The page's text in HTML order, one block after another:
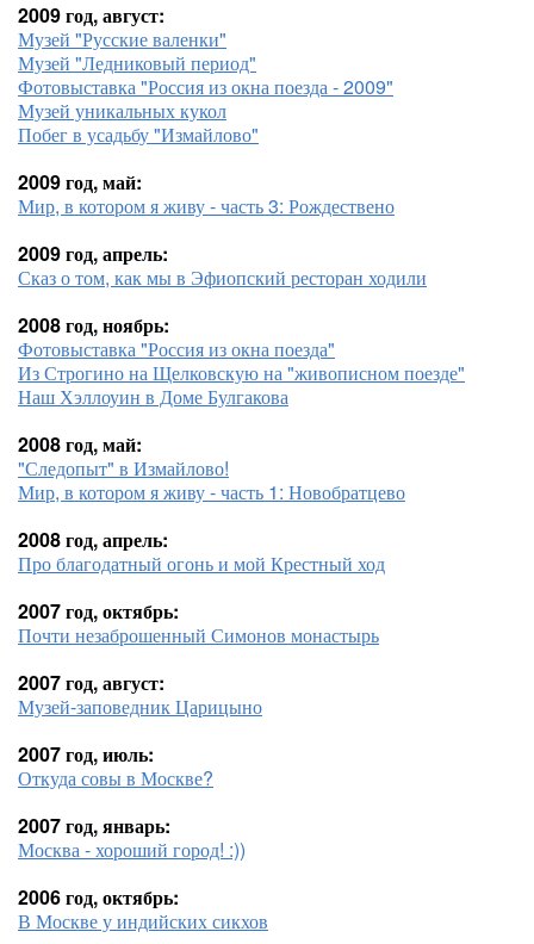
2009 год, август:
Музей "Русские валенки"
Музей "Ледниковый период"
Фотовыставка "Россия из окна поезда - 2009"
Музей уникальных кукол
Побег в усадьбу "Измайлово"
2009 год, май:
Мир, в котором я живу - часть 3: Рождествено
2009 год, апрель:
Сказ о том, как мы в Эфиопский ресторан ходили
2008 год, ноябрь:
Фотовыставка "Россия из окна поезда"
Из Строгино на Щелковскую на "живописном поезде"
Наш Хэллоуин в Доме Булгакова
2008 год, май:
"Следопыт" в Измайлово!
Мир, в котором я живу - часть 1: Новобратцево
2008 год, апрель:
Про благодатный огонь и мой Крестный ход
2007 год, октябрь:
Почти незаброшенный Симонов монастырь
2007 год, август:
Музей-заповедник Царицыно
2007 год, июль:
Откуда совы в Москве?
2007 год, январь:
Москва - хороший город! :))
2006 год, октябрь:
В Москве у индийских сикхов